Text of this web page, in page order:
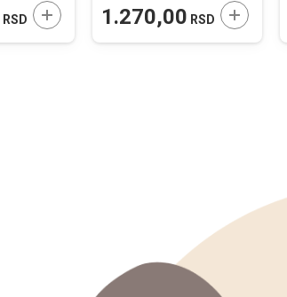
RSD DODAJTE U KORPU
1.270,00 RSD